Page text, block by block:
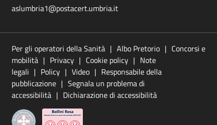
aslumbria1@postacert.umbria.it
Per gli operatori della Sanità Albo Pretorio
Concorsi e
mobilità
Privacy Cookie policy
Note
legali
Policy Video
Responsabile della
pubblicazione
Segnala un problema di
accessibilità
Dichiarazione di accessibilità